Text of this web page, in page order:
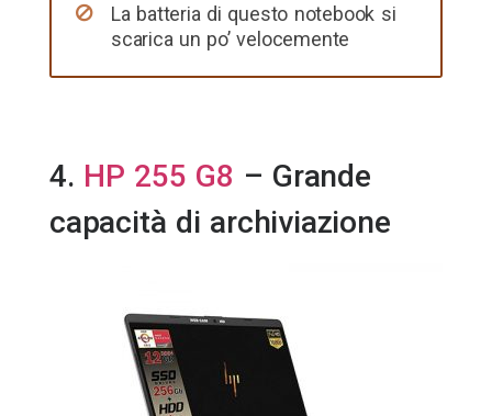
La batteria di questo notebook si
scarica un po’ velocemente
4. HP 255 G8 – Grande
capacità di archiviazione